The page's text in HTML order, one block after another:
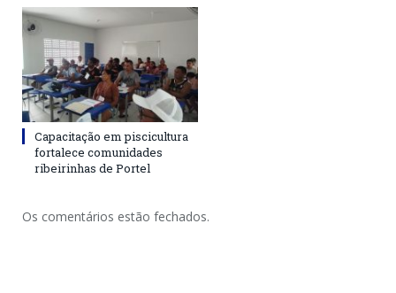
Capacitação em piscicultura
fortalece comunidades
ribeirinhas de Portel
Os comentários estão fechados.